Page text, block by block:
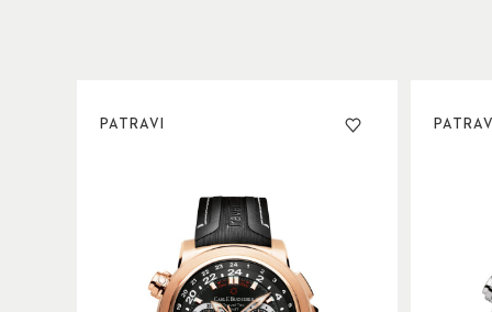
PATRAVI PATRAVI